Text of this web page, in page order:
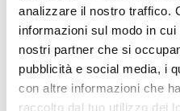
analizzare il nostro traffico.
informazioni sul modo in
nostri partner che si
pubblicità e social media, i
con altre informazioni che
raccolto dal tuo utilizzo dei
80% cotone, 20%
100% poliestere. Maniche